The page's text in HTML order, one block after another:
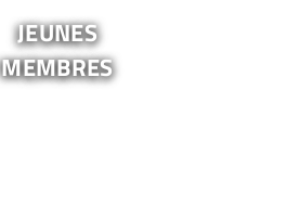
jeunes
membres